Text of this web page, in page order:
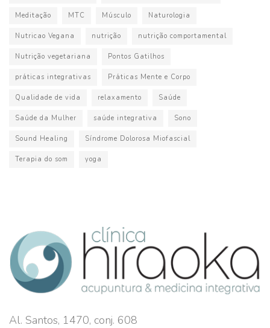
Meditação MTC Músculo Naturologia
Nutricao Vegana nutrição nutrição comportamental
Nutrição vegetariana Pontos Gatilhos
práticas integrativas Práticas Mente e Corpo
Qualidade de vida relaxamento Saúde
Saúde da Mulher saúde integrativa Sono
Sound Healing Síndrome Dolorosa Miofascial
Terapia do som yoga
Al. Santos, 1470, conj. 608